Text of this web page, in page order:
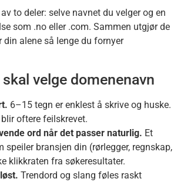
to deler: selve navnet du velger og en
som .no eller .com. Sammen utgjør de
din alene så lenge du fornyer
velge domenenavn
6–15 tegn er enklest å skrive og huske.
oftere feilskrevet.
ord når det passer naturlig. Et
speiler bransjen din (rørlegger, regnskap,
klikkraten fra søkeresultater.
Trendord og slang føles raskt